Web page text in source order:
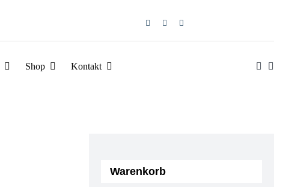
Shop Kontakt
Warenkorb